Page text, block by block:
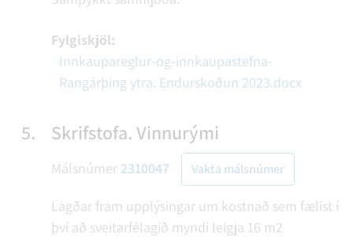
Fylgiskjöl:
Innkaupareglur-og-innkaupastefna-
Rangárþing ytra. Endurskoðun 2023.docx
5. Skrifstofa. Vinnurými
Málsnúmer 2310047 Vakta málsnúmer
Lagðar fram upplýsingar um kostnað sem fælist í
því að sveitarfélagið myndi leigja 16 m2